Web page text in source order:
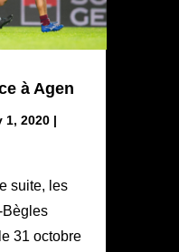
à Agen
1, 2020|
suite, les
Bègles
31 octobre